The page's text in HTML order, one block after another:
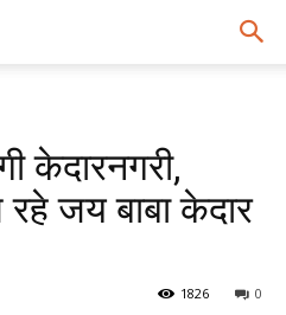
केदारनगरी,
जय बाबा केदार
0
1826